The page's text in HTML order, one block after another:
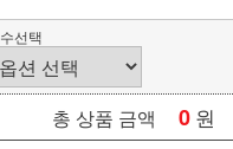
선택
총 상품 금액 0 원